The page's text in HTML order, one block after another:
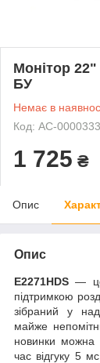
Монітор
БУ
Немає в
Код: AC-
1 725 ₴
Опис
Опис
E2271HDS —
підтримкою
зібраний у
майже
новинки можна
час відгуку 5